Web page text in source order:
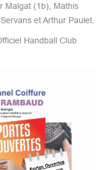
Malgat (1b), Mathis
et Arthur Paulet.
Handball Club